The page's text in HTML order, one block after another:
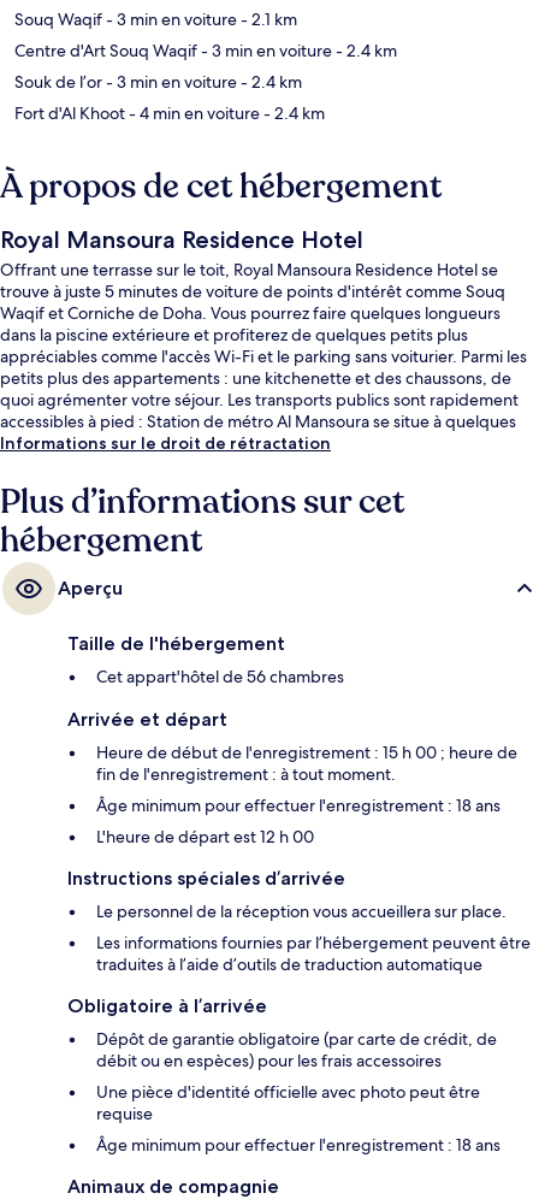
Souq Waqif- 3 min en voiture- 2.1 km
Centre d'Art Souq Waqif- 3 min en voiture- 2.4 km
Souk de l’or- 3 min en voiture- 2.4 km
Fort d'Al Khoot- 4 min en voiture- 2.4 km
À propos de cet hébergement
Royal Mansoura Residence Hotel
Offrant une terrasse sur le toit, Royal Mansoura Residence Hotel se
trouve à juste 5 minutes de voiture de points d'intérêt comme Souq
Waqif et Corniche de Doha. Vous pourrez faire quelques longueurs
dans la piscine extérieure et profiterez de quelques petits plus
appréciables comme l'accès Wi-Fi et le parking sans voiturier. Parmi les
petits plus des appartements : une kitchenette et des chaussons, de
quoi agrémenter votre séjour. Les transports publics sont rapidement
accessibles à pied : Station de métro Al Mansoura se situe à quelques
pas et Station de métro Al Doha Al Jadeda, à 10 min de marche à peine.
Informations sur le droit de rétractation
Plus d’informations sur cet
hébergement
Aperçu
Taille de l'hébergement
Cet appart'hôtel de 56 chambres
Arrivée et départ
Heure de début de l'enregistrement : 15 h 00 ; heure de
fin de l'enregistrement : à tout moment.
Âge minimum pour effectuer l'enregistrement : 18 ans
L'heure de départ est 12 h 00
Instructions spéciales d’arrivée
Le personnel de la réception vous accueillera sur place.
Les informations fournies par l’hébergement peuvent être
traduites à l’aide d’outils de traduction automatique
Obligatoire à l’arrivée
Dépôt de garantie obligatoire (par carte de crédit, de
débit ou en espèces) pour les frais accessoires
Une pièce d'identité officielle avec photo peut être
requise
Âge minimum pour effectuer l'enregistrement : 18 ans
Animaux de compagnie